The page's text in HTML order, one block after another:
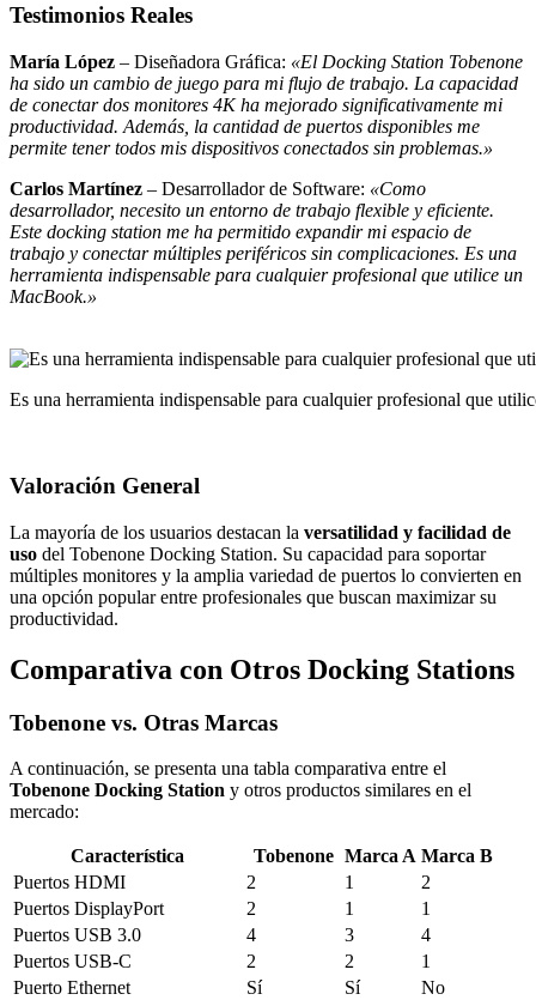
Testimonios Reales
María López – Diseñadora Gráfica: «El Docking Station Tobenone
ha sido un cambio de juego para mi flujo de trabajo. La capacidad
de conectar dos monitores 4K ha mejorado significativamente mi
productividad. Además, la cantidad de puertos disponibles me
permite tener todos mis dispositivos conectados sin problemas.»
Carlos Martínez – Desarrollador de Software: «Como
desarrollador, necesito un entorno de trabajo flexible y eficiente.
Este docking station me ha permitido expandir mi espacio de
trabajo y conectar múltiples periféricos sin complicaciones. Es una
herramienta indispensable para cualquier profesional que utilice un
MacBook.»
Es una herramienta indispensable para cualquier profesional que
Valoración General
La mayoría de los usuarios destacan la versatilidad y facilidad de
uso del Tobenone Docking Station. Su capacidad para soportar
múltiples monitores y la amplia variedad de puertos lo convierten en
una opción popular entre profesionales que buscan maximizar su
productividad.
Comparativa con Otros Docking Stations
Tobenone vs. Otras Marcas
A continuación, se presenta una tabla comparativa entre el
Tobenone Docking Station y otros productos similares en el
mercado:
Característica Tobenone Marca A Marca B
Puertos HDMI
2 1
2
Puertos DisplayPort
2 1
1
Puertos USB 3.0
4 3
4
Puertos USB-C
2 2
1
Puerto Ethernet
Sí Sí
No